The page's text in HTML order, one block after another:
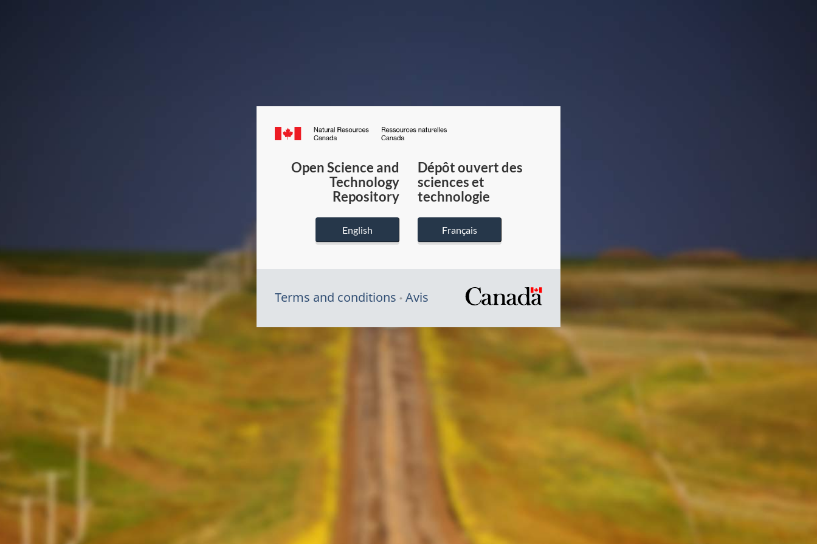
Canada.ca
du
Canada
Open Science and
Technology
Repository
English
Dépôt ouvert des
sciences et
technologie
Français
Terms and conditions Avis
/
Symbole
du
gouvernement
du